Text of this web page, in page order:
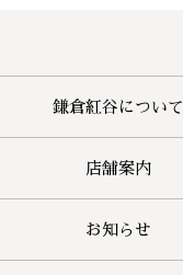
鎌倉紅谷について
店舗案内
お知らせ